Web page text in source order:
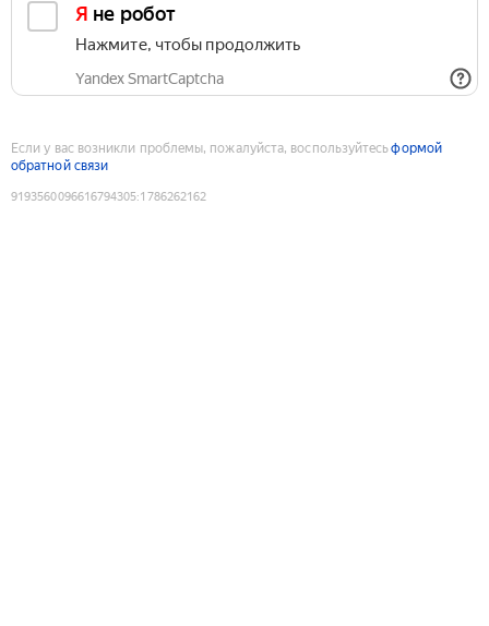
Я не робот
Нажмите, чтобы продолжить
Yandex SmartCaptcha
Если у вас возникли проблемы, пожалуйста, воспользуйтесьформой
обратной связи
9193560096616794305:1786262162